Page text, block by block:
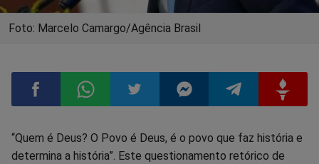
Foto: Marcelo Camargo/Agência Brasil
CompartilharCompartilharCompartilharCompartilharCompartilhar
“Quem é Deus? O Povo é Deus, é o povo que faz história e
determina a história”. Este questionamento retórico de